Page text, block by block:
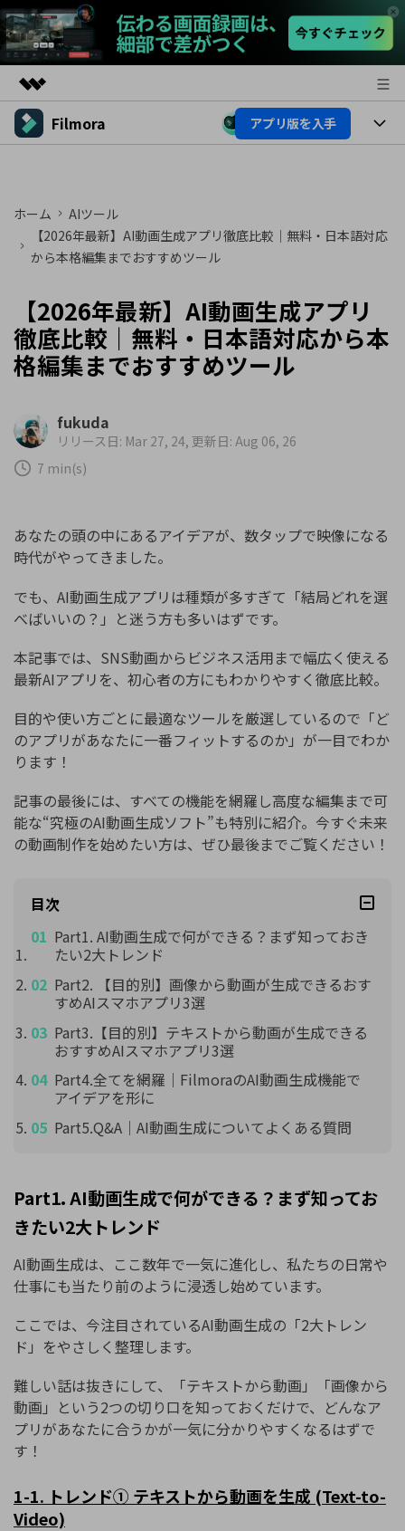
製品
ソリューション
企業情報
プラン＆価格
サポート
Filmora アプリ版を入手
プラットフォーム
製品機能
AI機能
AI機能
活用法
Filmoraのユーザー層
ビデオソリューション
動画編集関連知識
動画編集のコツ
サポート
カスタマーサポート
ブランド紹介
購入する
ホーム
AIツール
【2026年最新】AI動画生成アプリ徹底比較｜無料・日本語対応
から本格編集までおすすめツール
【2026年最新】AI動画生成アプリ
徹底比較｜無料・日本語対応から本
格編集までおすすめツール
fukuda
リリース日: Mar 27, 24, 更新日: Aug 06, 26
7 min(s)
あなたの頭の中にあるアイデアが、数タップで映像になる
時代がやってきました。
でも、AI動画生成アプリは種類が多すぎて「結局どれを選
べばいいの？」と迷う方も多いはずです。
本記事では、SNS動画からビジネス活用まで幅広く使える
最新AIアプリを、初心者の方にもわかりやすく徹底比較。
目的や使い方ごとに最適なツールを厳選しているので「ど
のアプリがあなたに一番フィットするのか」が一目でわか
ります！
記事の最後には、すべての機能を網羅し高度な編集まで可
能な“究極のAI動画生成ソフト”も特別に紹介。今すぐ未来
の動画制作を始めたい方は、ぜひ最後までご覧ください！
目次
Part1. AI動画生成で何ができる？まず知っておき
たい2大トレンド
Part2. 【目的別】画像から動画が生成できるおす
すめAIスマホアプリ3選
Part3.【目的別】テキストから動画が生成できる
おすすめAIスマホアプリ3選
Part4.全てを網羅｜FilmoraのAI動画生成機能で
アイデアを形に
Part5.Q&A｜AI動画生成についてよくある質問
Part1. AI動画生成で何ができる？まず知ってお
きたい2大トレンド
AI動画生成は、ここ数年で一気に進化し、私たちの日常や
仕事にも当たり前のように浸透し始めています。
ここでは、今注目されているAI動画生成の「2大トレン
ド」をやさしく整理します。
難しい話は抜きにして、「テキストから動画」「画像から
動画」という2つの切り口を知っておくだけで、どんなア
プリがあなたに合うかが一気に分かりやすくなるはずで
す！
1-1. トレンド① テキストから動画を生成 (Text-to-
Video)